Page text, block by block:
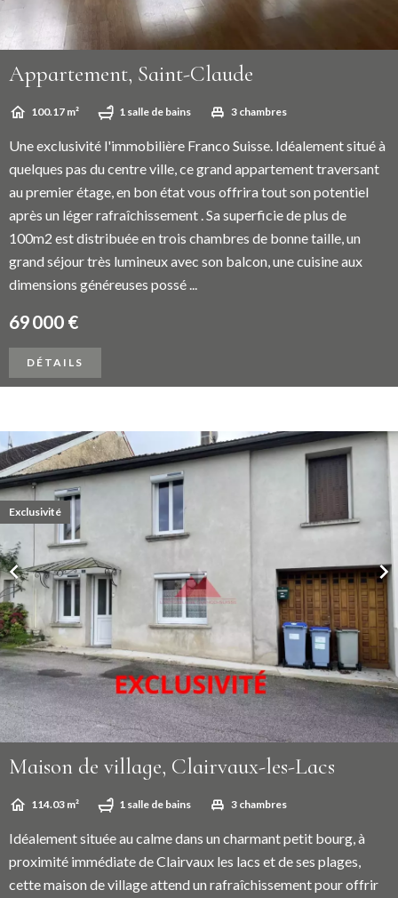
Appartement, Saint-Claude
100.17 m² 1 salle de bains 3 chambres
Une exclusivité l'immobilière Franco Suisse. Idéalement situé à
quelques pas du centre ville, ce grand appartement traversant
au premier étage, en bon état vous offrira tout son potentiel
après un léger rafraîchissement . Sa superficie de plus de
100m2 est distribuée en trois chambres de bonne taille, un
grand séjour très lumineux avec son balcon, une cuisine aux
dimensions généreuses possé ...
69 000 €
DÉTAILS
Maison de village, Clairvaux-les-Lacs
114.03 m² 1 salle de bains 3 chambres
Idéalement située au calme dans un charmant petit bourg, à
proximité immédiate de Clairvaux les lacs et de ses plages,
cette maison de village attend un rafraîchissement pour offrir
Exclusivité